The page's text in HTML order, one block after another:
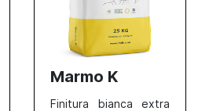
Marmo K
Finitura bianca extra